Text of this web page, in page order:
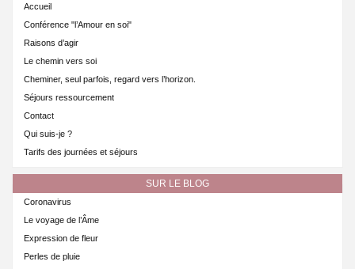
Accueil
Conférence "l’Amour en soi"
Raisons d’agir
Le chemin vers soi
Cheminer, seul parfois, regard vers l’horizon.
Séjours ressourcement
Contact
Qui suis-je ?
Tarifs des journées et séjours
SUR LE BLOG
Coronavirus
Le voyage de l’Âme
Expression de fleur
Perles de pluie